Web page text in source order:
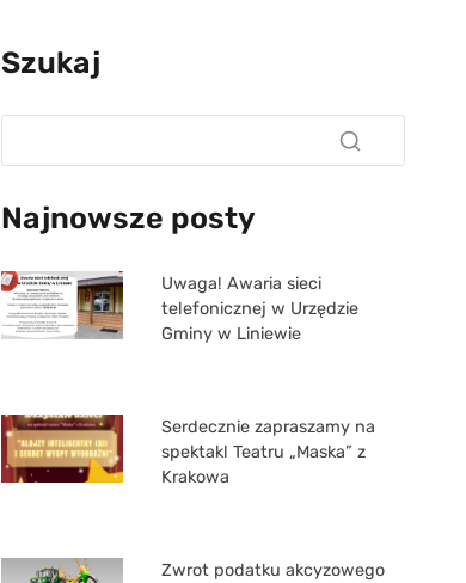
Szukaj
Najnowsze posty
Uwaga! Awaria sieci
telefonicznej w Urzędzie
Gminy w Liniewie
Serdecznie zapraszamy na
spektakl Teatru „Maska” z
Krakowa
Zwrot podatku akcyzowego